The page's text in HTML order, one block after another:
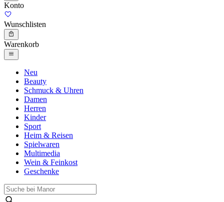
Konto
Wunschlisten
Warenkorb
Neu
Beauty
Schmuck & Uhren
Damen
Herren
Kinder
Sport
Heim & Reisen
Spielwaren
Multimedia
Wein & Feinkost
Geschenke